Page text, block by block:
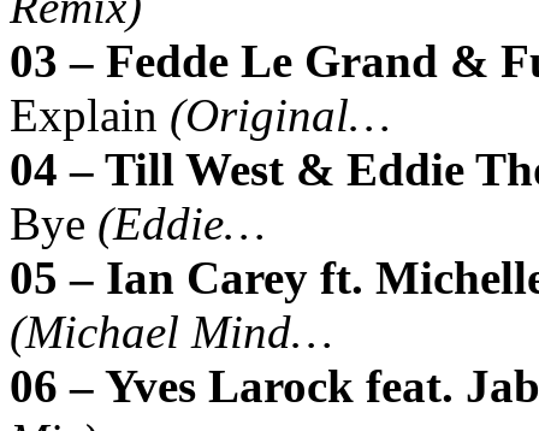
03 – Fedde Le Grand &
Explain (Original…
04 – Till West & Eddie
Bye (Eddie…
05 – Ian Carey ft.
(Michael Mind…
06 – Yves Larock feat.